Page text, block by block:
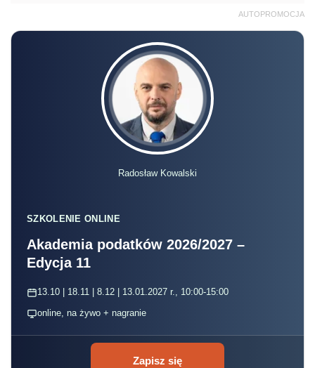
AUTOPROMOCJA
Radosław Kowalski
SZKOLENIE ONLINE
Akademia podatków 2026/2027 –
Edycja 11
13.10 | 18.11 | 8.12 | 13.01.2027 r., 10:00-15:00
online, na żywo + nagranie
Zapisz się